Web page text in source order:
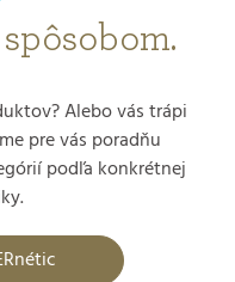
Alebo vás trápi
pre vás poradňu
podľa konkrétnej